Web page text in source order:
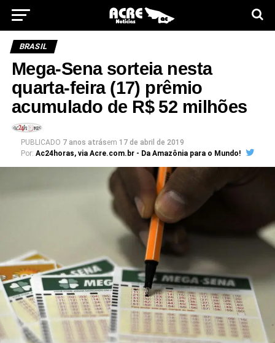
BRASIL
Mega-Sena sorteia nesta
quarta-feira (17) prêmio
acumulado de R$ 52 milhões
PUBLICADO 7 anos atrásem 17 de abril de 2019
Por: Ac24horas, via Acre.com.br - Da Amazônia para o Mundo!